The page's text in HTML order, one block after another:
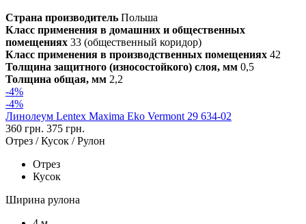
Страна производитель Польша
Класс применения в домашних и общественных
помещениях 33 (общественный коридор)
Класс применения в производственных помещениях 42
Толщина защитного (износостойкого) слоя, мм 0,5
Толщина общая, мм 2,2
-4%
-4%
Линолеум Lentex Maxima Eko Vermont 29 634-02
360 грн. 375 грн.
Отрез / Кусок / Рулон
Отрез
Кусок
Ширина рулона